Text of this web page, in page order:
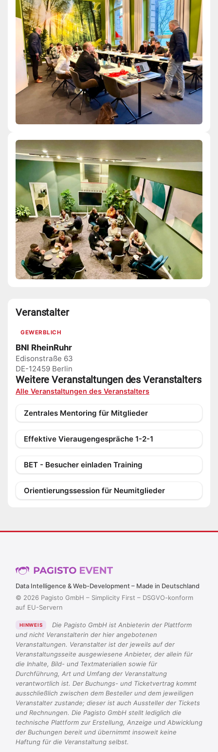
Veranstalter
GEWERBLICH
BNI RheinRuhr
Edisonstraße 63
DE-12459 Berlin
Weitere Veranstaltungen des Veranstalters
Alle Veranstaltungen des Veranstalters
Zentrales Mentoring für Mitglieder
Effektive Vieraugengespräche 1-2-1
BET - Besucher einladen Training
Orientierungssession für Neumitglieder
Data Intelligence & Web-Development – Made in Deutschland
© 2026 Pagisto GmbH – Simplicity First – DSGVO-konform
auf EU-Servern
HINWEIS
Die Pagisto GmbH ist Anbieterin der Plattform
und nicht Veranstalterin der hier angebotenen
Veranstaltungen. Veranstalter ist der jeweils auf der
Veranstaltungsseite ausgewiesene Anbieter, der allein für
die Inhalte, Bild- und Textmaterialien sowie für
Durchführung, Art und Umfang der Veranstaltung
verantwortlich ist. Der Buchungs- und Ticketvertrag kommt
ausschließlich zwischen dem Besteller und dem jeweiligen
Veranstalter zustande; dieser ist auch Aussteller der Tickets
und Rechnungen. Die Pagisto GmbH stellt lediglich die
technische Plattform zur Erstellung, Anzeige und Abwicklung
der Buchungen bereit und übernimmt insoweit keine
Haftung für die Veranstaltung selbst.